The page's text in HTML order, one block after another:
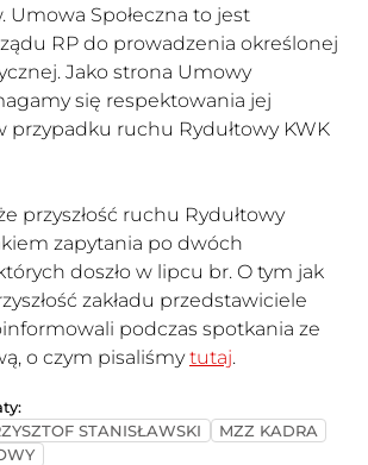
Umowa Społeczna to jest
RP do prowadzenia określonej
Jako strona Umowy
się respektowania jej
przypadku ruchu Rydułtowy KWK
przyszłość ruchu Rydułtowy
zapytania po dwóch
doszło w lipcu br. O tym jak
zakładu przedstawiciele
podczas spotkania ze
o czym pisaliśmytutaj.
STANISŁAWSKI
MZZ KADRA